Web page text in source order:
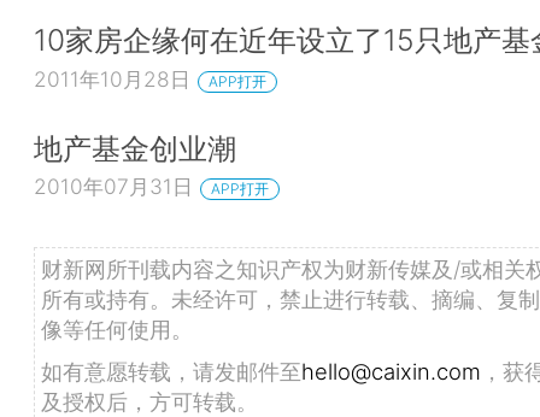
10家房企缘何在近年设立了15只地产基
2011年10月28日 APP打开
地产基金创业潮
2010年07月31日 APP打开
财新网所刊载内容之知识产权为财新传媒及/或相关
所有或持有。未经许可，禁止进行转载、摘编、复
像等任何使用。
如有意愿转载，请发邮件至hello@caixin.com ，获
及授权后，方可转载。